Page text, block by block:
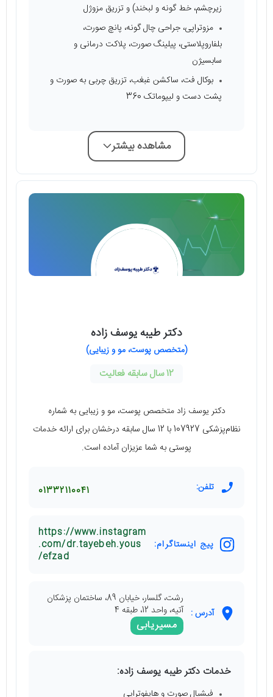
زیرچشم، خط گونه و لبخند) و تزریق مزوژل
مزوتراپی، جراحی چال گونه، پانچ صورت،
بلفاروپلاستی، پیلینگ صورت، پلاکت درمانی و
سابسیژن
بوکال فت، ساکشن غبغب، تزریق چربی به صورت و
پشت دست و لیپوماتک 360
مشاهده بیشتر
دکتر طیبه یوسف زاده
(متخصص پوست، مو و زیبایی)
12 سال سابقه فعالیت
دکتر یوسف زاد متخصص پوست، مو و زیبایی به شماره
نظام‌پزشکی 107927 با 12 سال سابقه درخشان برای ارائه خدمات
پوستی به شما عزیزان آماده است.
تلفن: 01332110041
پیج اینستاگرام:
https://www.instagram
.com/dr.tayebeh.yous
efzad/
آدرس :
رشت، گلسار، خیابان 89، ساختمان پزشکان
آتیه، واحد 12، طبقه 4
مسیریابی
خدمات دکتر طیبه یوسف زاده:
فیشیال صورت و هایفوتراپی